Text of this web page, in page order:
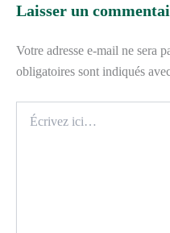
Laisser un
Votre adresse e-mail ne sera
obligatoires sont indiqués
ici…